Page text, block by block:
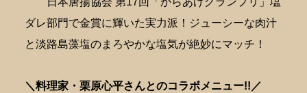
ダレ部門で金賞に輝いた実力派！ジューシーな肉汁
と淡路島藻塩のまろやかな塩気が絶妙にマッチ！
＼料理家・栗原心平さんとのコラボメニュー!!／